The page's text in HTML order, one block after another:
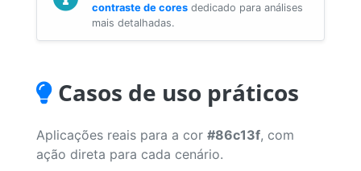
contraste de cores dedicado para análises
mais detalhadas.
Casos de uso práticos
Aplicações reais para a cor #86c13f, com
ação direta para cada cenário.